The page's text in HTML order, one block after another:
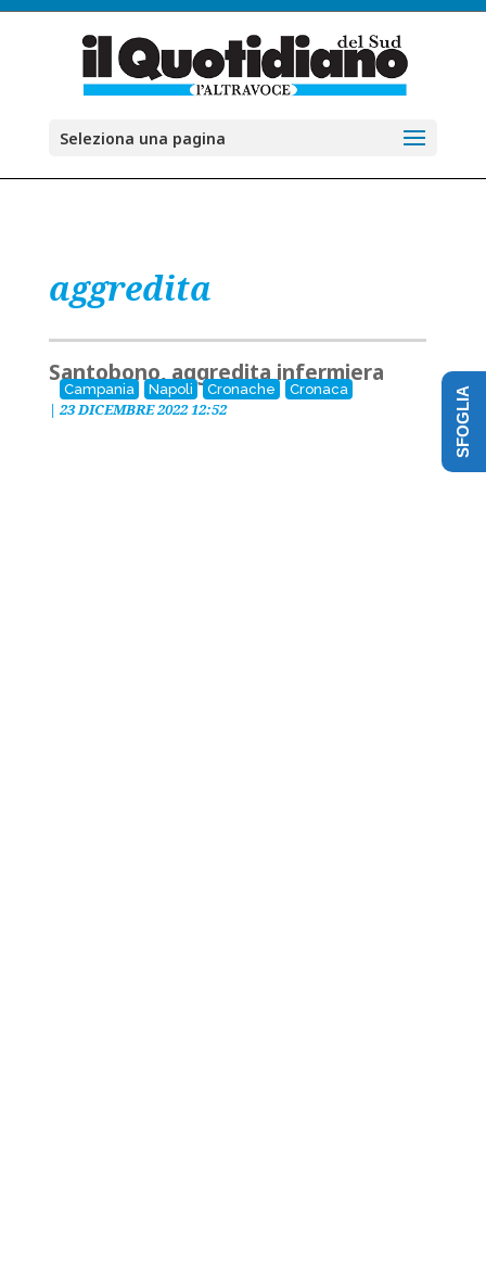
Seleziona una pagina
aggredita
Campania Napoli Cronache Cronaca
Santobono, aggredita infermiera
| 23 DICEMBRE 2022 12:52 SFOGLIA